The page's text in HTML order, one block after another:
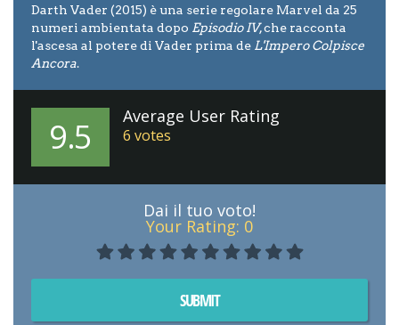
Darth Vader (2015) è una serie regolare Marvel da 25
numeri ambientata dopo Episodio IV, che racconta
l'ascesa al potere di Vader prima de L'Impero Colpisce
Ancora.
9.5 Average User Rating
6 votes
Dai il tuo voto!
Your Rating: 0
SUBMIT